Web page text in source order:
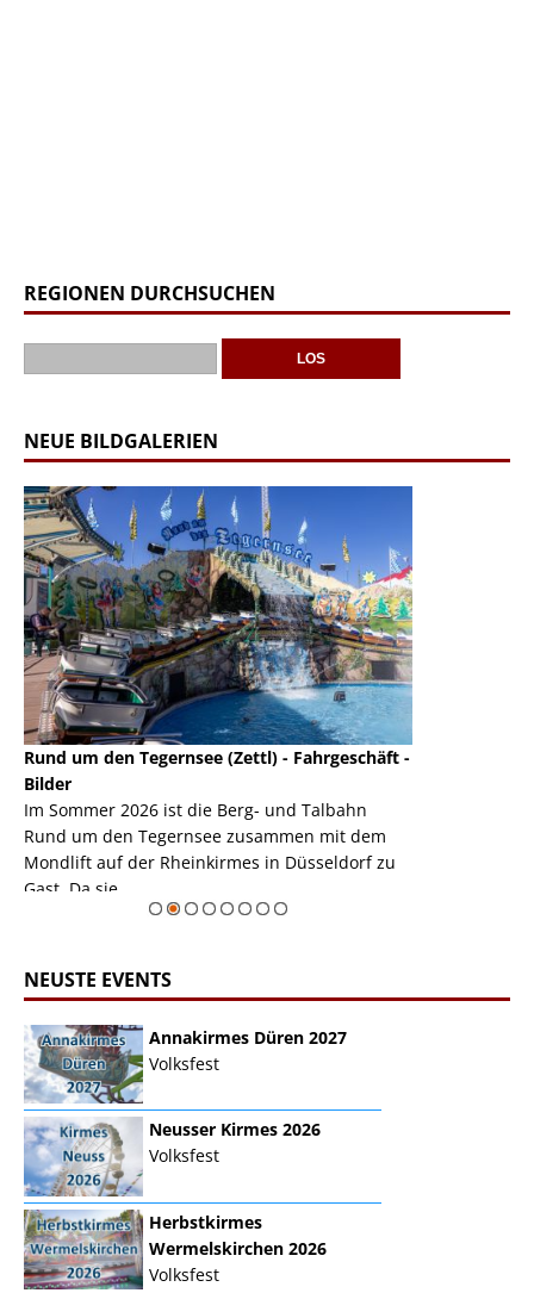
REGIONEN DURCHSUCHEN
NEUE BILDGALERIEN
Rund um den Tegernsee (Zettl) - Fahrgeschäft -
Bilder
Im Sommer 2026 ist die Berg- und Talbahn
Rund um den Tegernsee zusammen mit dem
Mondlift auf der Rheinkirmes in Düsseldorf zu
Gast. Da sie ...
NEUSTE EVENTS
Annakirmes Düren 2027
Volksfest
Neusser Kirmes 2026
Volksfest
Herbstkirmes
Wermelskirchen 2026
Volksfest